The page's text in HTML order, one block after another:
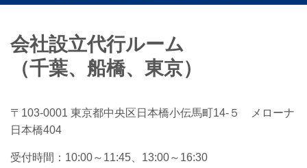
会社設立代行ルーム
（千葉、船橋、東京）
〒103-0001 東京都中央区日本橋小伝馬町14-５ メローナ
日本橋404
受付時間： 10:00～11:45、13:00～16:30